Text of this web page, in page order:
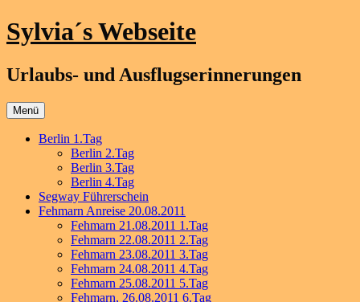
Zum
Inhalt
Sylvia´s Webseite
Urlaubs- und Ausflugserinnerungen
Menü
Berlin 1.Tag
Berlin 2.Tag
Berlin 3.Tag
Berlin 4.Tag
Segway Führerschein
Fehmarn Anreise 20.08.2011
Fehmarn 21.08.2011 1.Tag
Fehmarn 22.08.2011 2.Tag
Fehmarn 23.08.2011 3.Tag
Fehmarn 24.08.2011 4.Tag
Fehmarn 25.08.2011 5.Tag
Fehmarn, 26.08.2011 6.Tag